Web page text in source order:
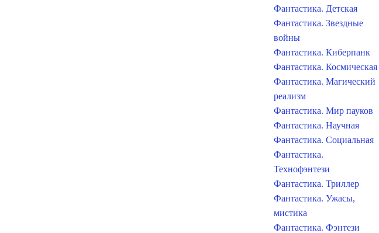
Фантастика. Детская
Фантастика. Звездные
войны
Фантастика. Киберпанк
Фантастика. Космическая
Фантастика. Магический
реализм
Фантастика. Мир пауков
Фантастика. Научная
Фантастика. Социальная
Фантастика.
Технофэнтези
Фантастика. Триллер
Фантастика. Ужасы,
мистика
Фантастика. Фэнтези